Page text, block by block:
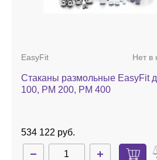
EasyFit Нет в
Стаканы размольные EasyFit
100, PM 200, PM 400
534 122 руб.